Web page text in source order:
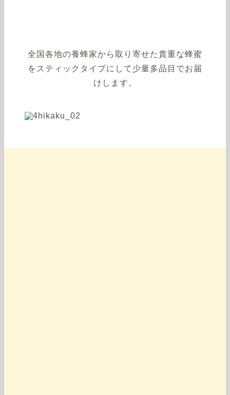
全国各地の養蜂家から取り寄せた貴重な蜂蜜
をスティックタイプにして少量多品目でお届
けします。